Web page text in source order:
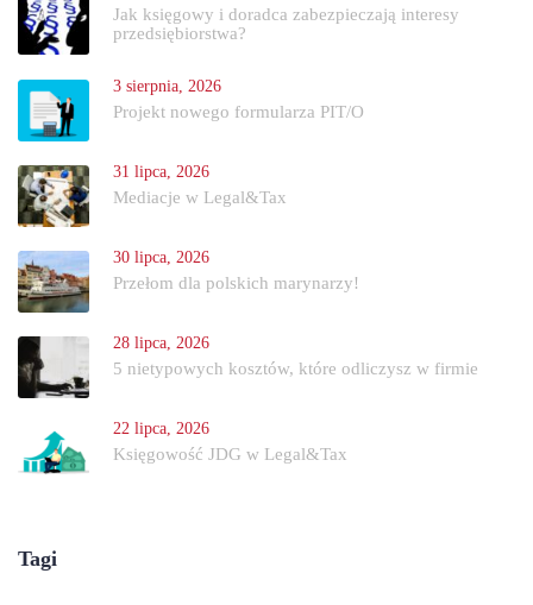
Jak księgowy i doradca zabezpieczają interesy
przedsiębiorstwa?
3 sierpnia, 2026
Projekt nowego formularza PIT/O
31 lipca, 2026
Mediacje w Legal&Tax
30 lipca, 2026
Przełom dla polskich marynarzy!
28 lipca, 2026
5 nietypowych kosztów, które odliczysz w firmie
22 lipca, 2026
Księgowość JDG w Legal&Tax
Tagi